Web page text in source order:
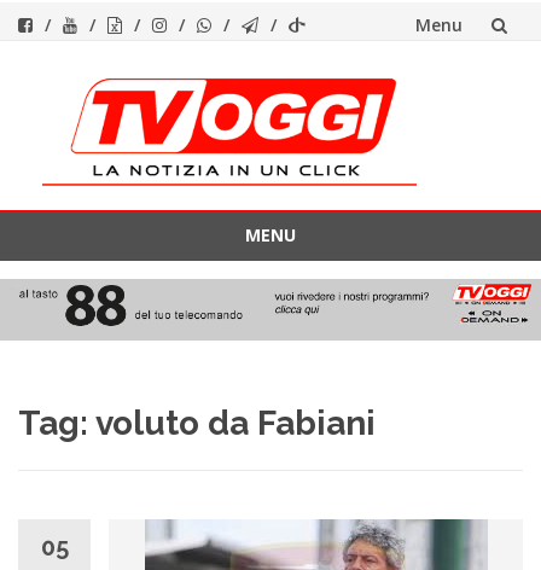
Menu
contenuto
MENU
contenuto
Tag: voluto da Fabiani
05